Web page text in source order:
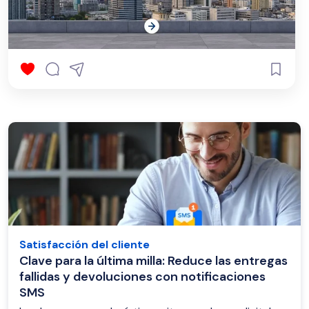
Satisfacción del cliente
Clave para la última milla: Reduce las entregas
fallidas y devoluciones con notificaciones
SMS